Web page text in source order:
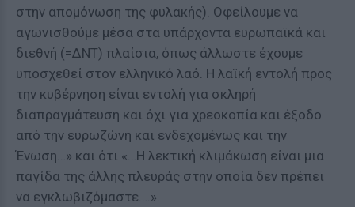
στην απομόνωση της φυλακής). Οφείλουμε να
αγωνισθούμε μέσα στα υπάρχοντα ευρωπαϊκά και
διεθνή (=ΔΝΤ) πλαίσια, όπως άλλωστε έχουμε
υποσχεθεί στον ελληνικό λαό. Η λαϊκή εντολή προς
την κυβέρνηση είναι εντολή για σκληρή
διαπραγμάτευση και όχι για χρεοκοπία και έξοδο
από την ευρωζώνη και ενδεχομένως και την
Ένωση…» και ότι «…Η λεκτική κλιμάκωση είναι μια
παγίδα της άλλης πλευράς στην οποία δεν πρέπει
να εγκλωβιζόμαστε….».